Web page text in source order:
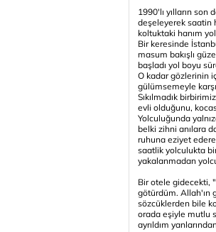
1990'lı yılların
deşeleyerek saatin
koltuktaki hanım
Bir keresinde
masum bakışlı
başladı yol boyu
O kadar gözlerinin
gülümsemeyle
Sıkılmadık
evli olduğunu,
Yolculuğunda
belki zihni anılara
ruhuna eziyet
saatlik yolculukta
yakalanmadan
Bir otele gidecekti,
götürdüm. Allah'ın
sözcüklerden bile
orada eşiyle mutlu
ayrıldım